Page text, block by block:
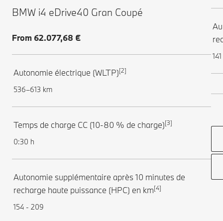
BMW i4 eDrive40 Gran Coupé
From 62.077,68 €
Autonomie électrique (WLTP)[2]
536–613 km
Temps de charge CC (10-80 % de charge)[3]
0:30 h
Autonomie supplémentaire après 10 minutes de
recharge haute puissance (HPC) en km[4]
154 - 209